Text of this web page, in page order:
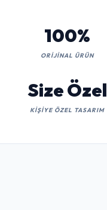
100%
ORIJINAL ÜRÜN
Size Özel
KIŞIYE ÖZEL TASARIM